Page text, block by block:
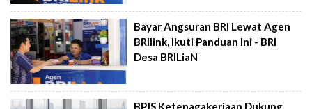
Bayar Angsuran BRI Lewat Agen
BRIlink, Ikuti Panduan Ini - BRI
Desa BRILiaN
BPJS Ketenagakerjaan Dukung